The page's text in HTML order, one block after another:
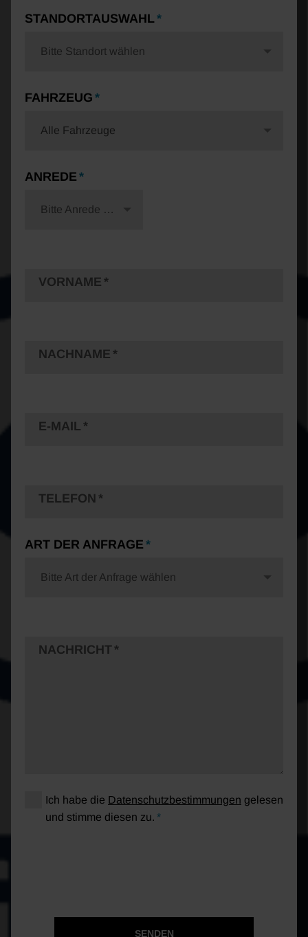
STANDORTAUSWAHL
Bitte Standort wählen
FAHRZEUG
Alle Fahrzeuge
ANREDE
Bitte Anrede wählen
VORNAME
NACHNAME
E-MAIL
TELEFON
ART DER ANFRAGE
Bitte Art der Anfrage wählen
NACHRICHT
Ich habe die Datenschutzbestimmungen gelesen
und stimme diesen zu.
SENDEN